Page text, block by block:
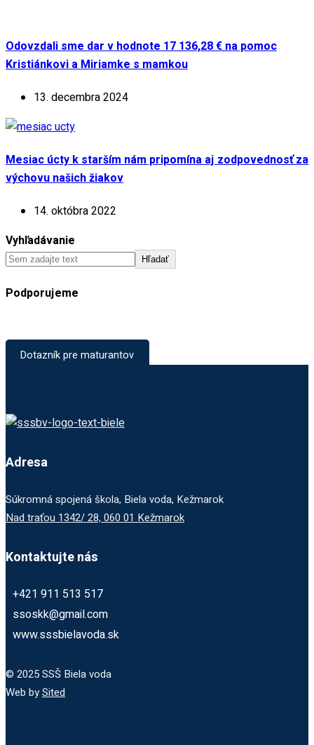
Odovzdali sme dar v hodnote 17 136,28 € na pomoc
Kristiánkovi a Miriamke s mamkou
13. decembra 2024
Mesiac úcty k starším nám pripomína aj zodpovednosť za
výchovu našich žiakov
14. októbra 2022
Vyhľadávanie
Hľadať
Podporujeme
Dotazník pre maturantov
Adresa
Súkromná spojená škola, Biela voda, Kežmarok
Nad traťou 1342/ 28, 060 01 Kežmarok
Kontaktujte nás
+421 911 513 517
ssoskk@gmail.com
www.sssbielavoda.sk
© 2025 SSŠ Biela voda
Web bySited